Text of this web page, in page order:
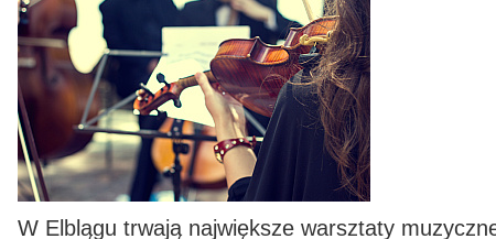
W Elblągu trwają największe warsztaty